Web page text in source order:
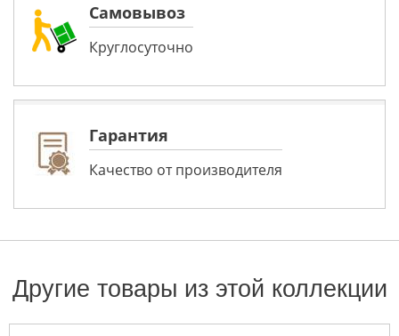
Самовывоз
Круглосуточно
Гарантия
Качество от производителя
Другие товары из этой коллекции